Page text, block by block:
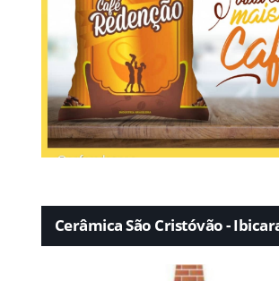
Cerâmica São Cristóvão -